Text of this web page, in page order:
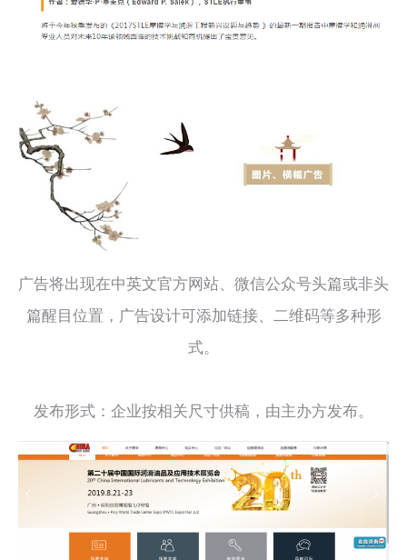
广告将出现在中英文官方网站、微信公众号头篇或非头
篇醒目位置，广告设计可添加链接、二维码等多种形
式。
发布形式：企业按相关尺寸供稿，由主办方发布。